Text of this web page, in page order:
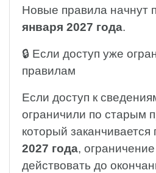
Новые правила начнут
января 2027 года.
🔒 Если доступ уже
правилам
Если доступ к
ограничили по старым
который заканчивается
2027 года,
действовать до